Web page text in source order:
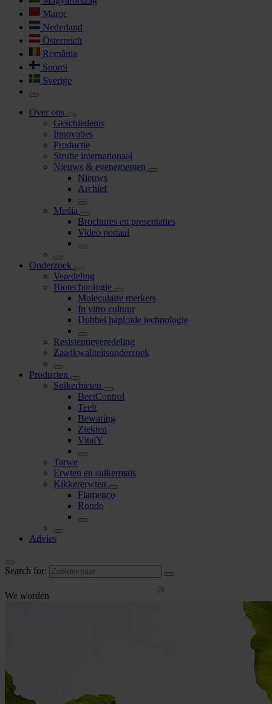
Maroc
Nederland
Österreich
România
Suomi
Sverige
Over ons
Geschiedenis
Innovaties
Productie
Strube internationaal
Nieuws & evenementen
Nieuws
Archief
Media
Brochures en presentaties
Video portaal
Onderzoek
Veredeling
Biotechnologie
Moleculaire merkers
In vitro cultuur
Dubbel haploïde technologie
Resistentieveredeling
Zaadkwaliteitsonderzoek
Producten
Suikerbieten
BeetControl
Teelt
Bewaring
Ziekten
VitalY
Tarwe
Erwten en suikermaïs
Kikkererwten
Flamenco
Rondo
Advies
Search for:
We worden